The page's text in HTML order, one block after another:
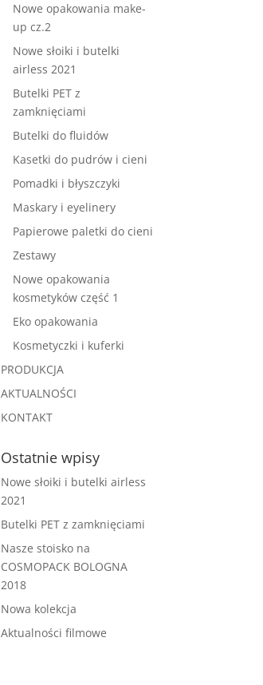
Nowe opakowania make-
up cz.2
Nowe słoiki i butelki
airless 2021
Butelki PET z
zamknięciami
Butelki do fluidów
Kasetki do pudrów i cieni
Pomadki i błyszczyki
Maskary i eyelinery
Papierowe paletki do cieni
Zestawy
Nowe opakowania
kosmetyków część 1
Eko opakowania
Kosmetyczki i kuferki
PRODUKCJA
AKTUALNOŚCI
KONTAKT
Ostatnie wpisy
Nowe słoiki i butelki airless
2021
Butelki PET z zamknięciami
Nasze stoisko na
COSMOPACK BOLOGNA
2018
Nowa kolekcja
Aktualności filmowe